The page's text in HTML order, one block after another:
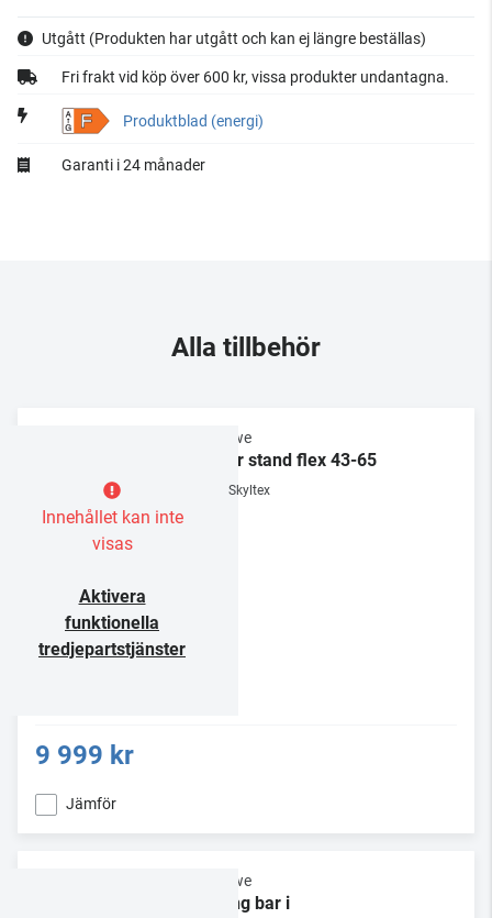
Utgått (Produkten har utgått och kan ej längre beställas)
Fri frakt vid köp över 600 kr, vissa produkter undantagna.
F Produktblad (energi)
Garanti i 24 månader
Alla tillbehör
Innehållet kan inte
visas
Aktivera
funktionella
tredjepartstjänster
Loewe
floor stand flex 43-65
Skyltex
9 999 kr
Jämför
Loewe
klang bar i